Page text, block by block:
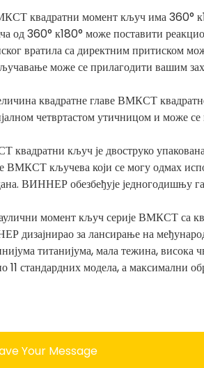
квадратни момент кључ има 360°
од 360° к180° може поставити
вратила са директним притиском
може се прилагодити вашим
квадратне главе ВМКСТ
четвртастом утичницом и може
квадратни кључ је двоструко
ВМКСТ кључева који се могу одмах
ВИННЕР обезбеђује једногодишњу
момент кључ серије ВМКСТ са
дизајнирао за лансирање на
титанијума, мала тежина,
11 стандардних модела, а
Your Message